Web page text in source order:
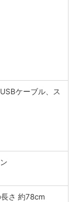
ケーブル、ス
さ 約78cm